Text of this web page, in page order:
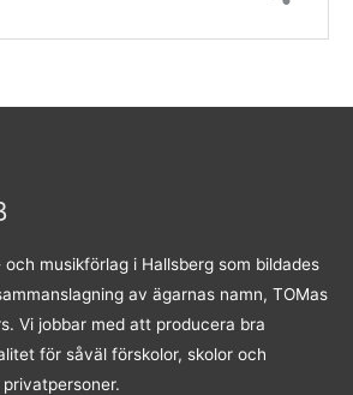
musikförlag i Hallsberg som bildades
av ägarnas namn, TOMas
Vi jobbar med att producera bra
för såväl förskolor, skolor och